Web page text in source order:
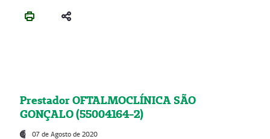
Prestador OFTALMOCLÍNICA SÃO
GONÇALO (55004164-2)
07 de Agosto de 2020